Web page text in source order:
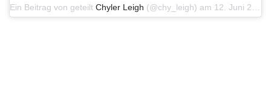
Ein Beitrag von geteilt Chyler Leigh (@chy_leigh) am 12. Juni 2020 um 11:18 Uhr PDT